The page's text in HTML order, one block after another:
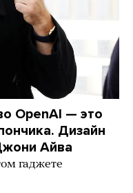
OpenAI — это
Дизайн
Айва
гаджете